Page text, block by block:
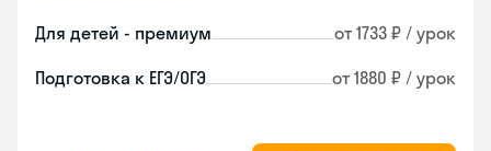
Для детей - премиум от 1733 ₽ / урок
Подготовка к ЕГЭ/ОГЭ от 1880 ₽ / урок